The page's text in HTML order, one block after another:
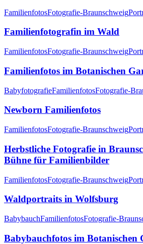
FamilienfotosFotografie-Braunschweig
Familienfotografin im Wald
FamilienfotosFotografie-Braunschweig
Familienfotos im Botanischen
BabyfotografieFamilienfotosFotografie-
Newborn Familienfotos
FamilienfotosFotografie-Braunschweig
Herbstliche Fotografie in
Bühne für Familienbilder
FamilienfotosFotografie-Braunschweig
Waldportraits in Wolfsburg
BabybauchFamilienfotosFotografie-
Babybauchfotos im Botanischen